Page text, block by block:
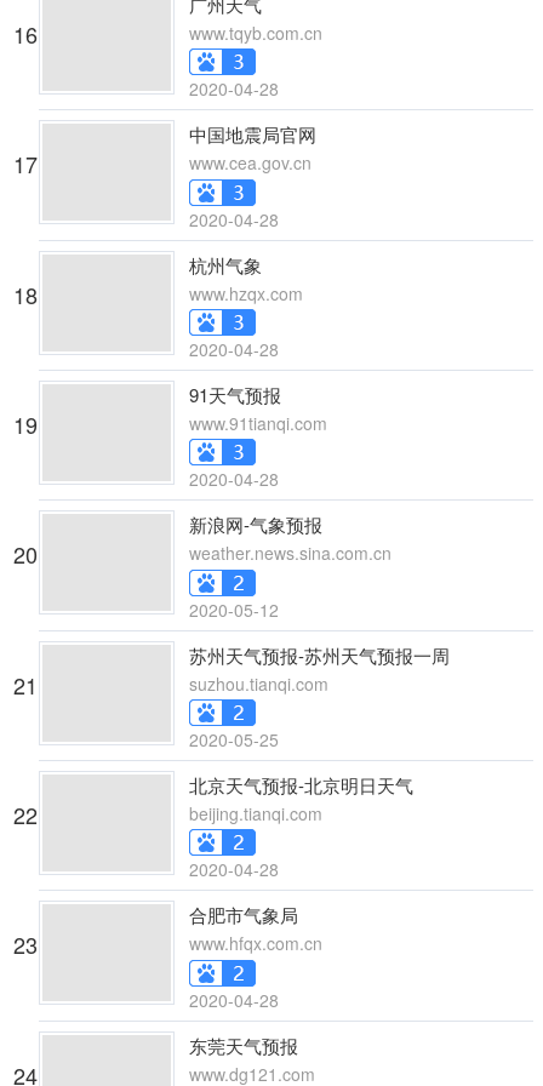
16 www.tqyb.com.cn
2020-04-28
17
中国地震局官网
www.cea.gov.cn
2020-04-28
18
杭州气象
www.hzqx.com
2020-04-28
19
91天气预报
www.91tianqi.com
2020-04-28
20
新浪网-气象预报
weather.news.sina.com.cn
2020-05-12
21
苏州天气预报-苏州天气预报一周
suzhou.tianqi.com
2020-05-25
22
北京天气预报-北京明日天气
beijing.tianqi.com
2020-04-28
23
合肥市气象局
www.hfqx.com.cn
2020-04-28
24
东莞天气预报
www.dg121.com